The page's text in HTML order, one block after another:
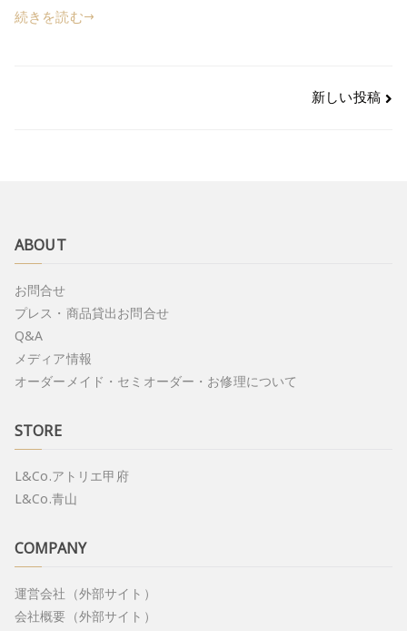
c e
続きを読む
新しい投稿
ABOUT
お問合せ
プレス・商品貸出お問合せ
Q&A
メディア情報
オーダーメイド・セミオーダー・お修理について
STORE
L&Co.アトリエ甲府
L&Co.青山
COMPANY
運営会社（外部サイト）
会社概要（外部サイト）